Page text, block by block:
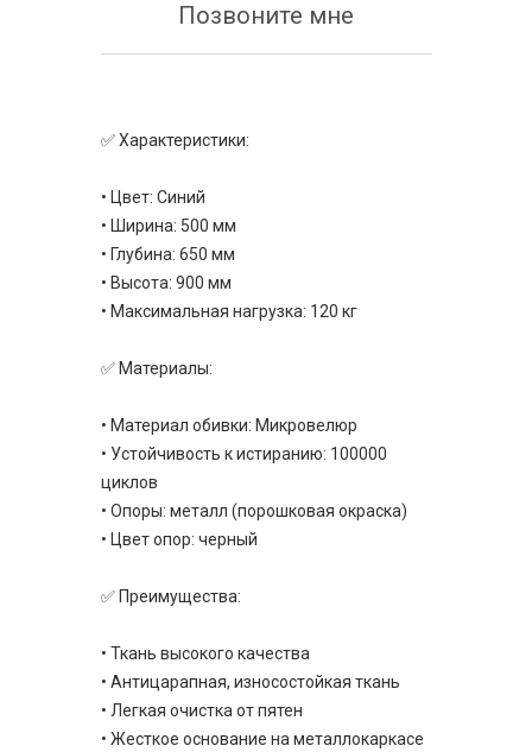
Позвоните мне
✅ Характеристики:
• Цвет: Синий
• Ширина: 500 мм
• Глубина: 650 мм
• Высота: 900 мм
• Максимальная нагрузка: 120 кг
✅ Материалы:
• Материал обивки: Микровелюр
• Устойчивость к истиранию: 100000
циклов
• Опоры: металл (порошковая окраска)
• Цвет опор: черный
✅ Преимущества:
• Ткань высокого качества
• Антицарапная, износостойкая ткань
• Легкая очистка от пятен
• Жесткое основание на металлокаркасе